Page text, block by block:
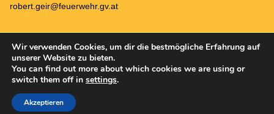
robert.geir@feuerwehr.gv.at
ARCHIV DATENSCHUTZ & IMPRESSUM
Wir verwenden Cookies, um dir die bestmögliche Erfahrung auf
unserer Website zu bieten.
You can find out more about which cookies we are using or
switch them off in settings.
Akzeptieren